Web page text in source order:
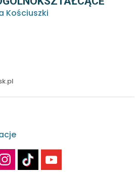
Kościuszki